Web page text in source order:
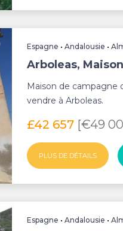
Espagne •Andalousie •
Arboleas,
Maison de campagne
vendre à Arboleas.
£42 657 [€49
PLUS DE DÉTAILS
Espagne •Andalousie •